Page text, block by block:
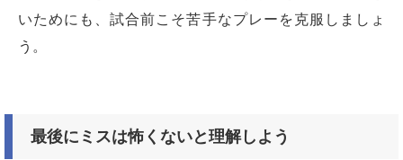
いためにも、試合前こそ苦手なプレーを克服しましょ
う。
最後にミスは怖くないと理解しよう